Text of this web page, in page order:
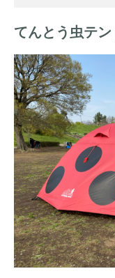
てんとう虫テ